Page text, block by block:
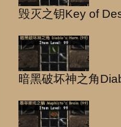
毁灭之钥Key of
暗黑破坏神之角